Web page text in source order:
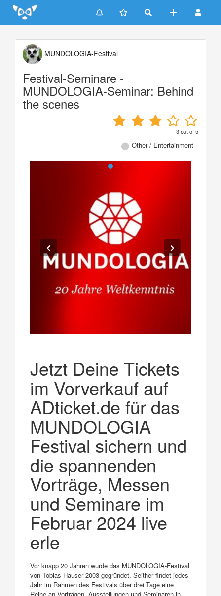
Update cookies preferences
MUNDOLOGIA-Festival
Festival-Seminare -
MUNDOLOGIA-Seminar: Behind
the scenes
3out of5
Other / Entertainment
Jetzt Deine Tickets
im Vorverkauf auf
ADticket.de für das
MUNDOLOGIA
Festival sichern und
die spannenden
Vorträge, Messen
und Seminare im
Februar 2024 live
erle
Vor knapp 20 Jahren wurde das MUNDOLOGIA-Festival
von Tobias Hauser 2003 gegründet. Seither findet jedes
Jahr im Rahmen des Festivals über drei Tage eine
Reihe an Vorträgen, Ausstellungen und Seminaren in